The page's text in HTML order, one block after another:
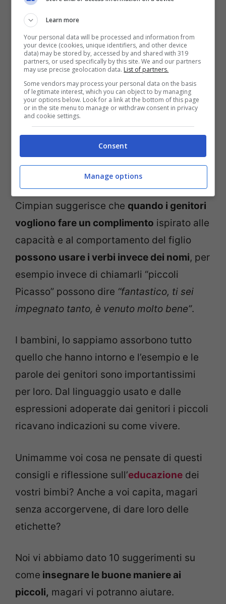
quando pensavano di aver realizzato un
brutto disegno.
Lo psicologoAndrei Cimpian,autore dello
studio sul disegno, suNpr.orgmette in
guardia sull’affibbiare etichette ai nostri
bambini, perchéidentità e autostima del
bimbo poi finiscono col legarsi a queste
etichette.
incontreranno delle difficoltà, sarà ancora
avverto lo psicologo.
Cimpian suggerisce che quando i genitori
vogliono fare un complimento ispirato alle
capacità e al comportamento del figlio
possono usare i verbi invece dei nomi, per
esempio invece di chiamarli “piccoli
Picasso” possono dire “fantastico, ti sei
impegnato tanto, è venuto molto bene”.
I bambini, lo sappiamo assorbono tutto
quello che hanno intorno e l’esempio e le
parole dei genitori sono importantissimi
per loro. Dal linguaggio usato e dalle
espressioni adoperate dai genitori i piccoli
ricavano indicazioni su come vivere.
Unimamme voi cosa ne pensate di questi
consigli e riflessione sull’educazione dei
vostri bimbi? Anche a voi capita, magari
senza accorgervene, di dare loro delle
etichette?
Noi vi abbiamo dato 10 suggerimenti su
come insegnare le buone maniere ai
piccoli, magari vi potranno aiutare.
Learn more
Your personal data will be processed and information from
your device (cookies, unique identifiers, and other device
data) may be stored by, accessed by and shared with 319
partners, or used specifically by this site. We and our partners
may use precise geolocation data. List of partners.
Some vendors may process your personal data on the basis
of legitimate interest, which you can object to by managing
your options below. Look for a link at the bottom of this page
or in the site menu to manage or withdraw consent in privacy
and cookie settings.
Consent
Manage options